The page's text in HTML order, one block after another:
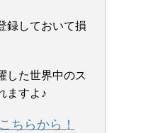
録しておいて損
した世界中のス
ますよ♪
ちらから！